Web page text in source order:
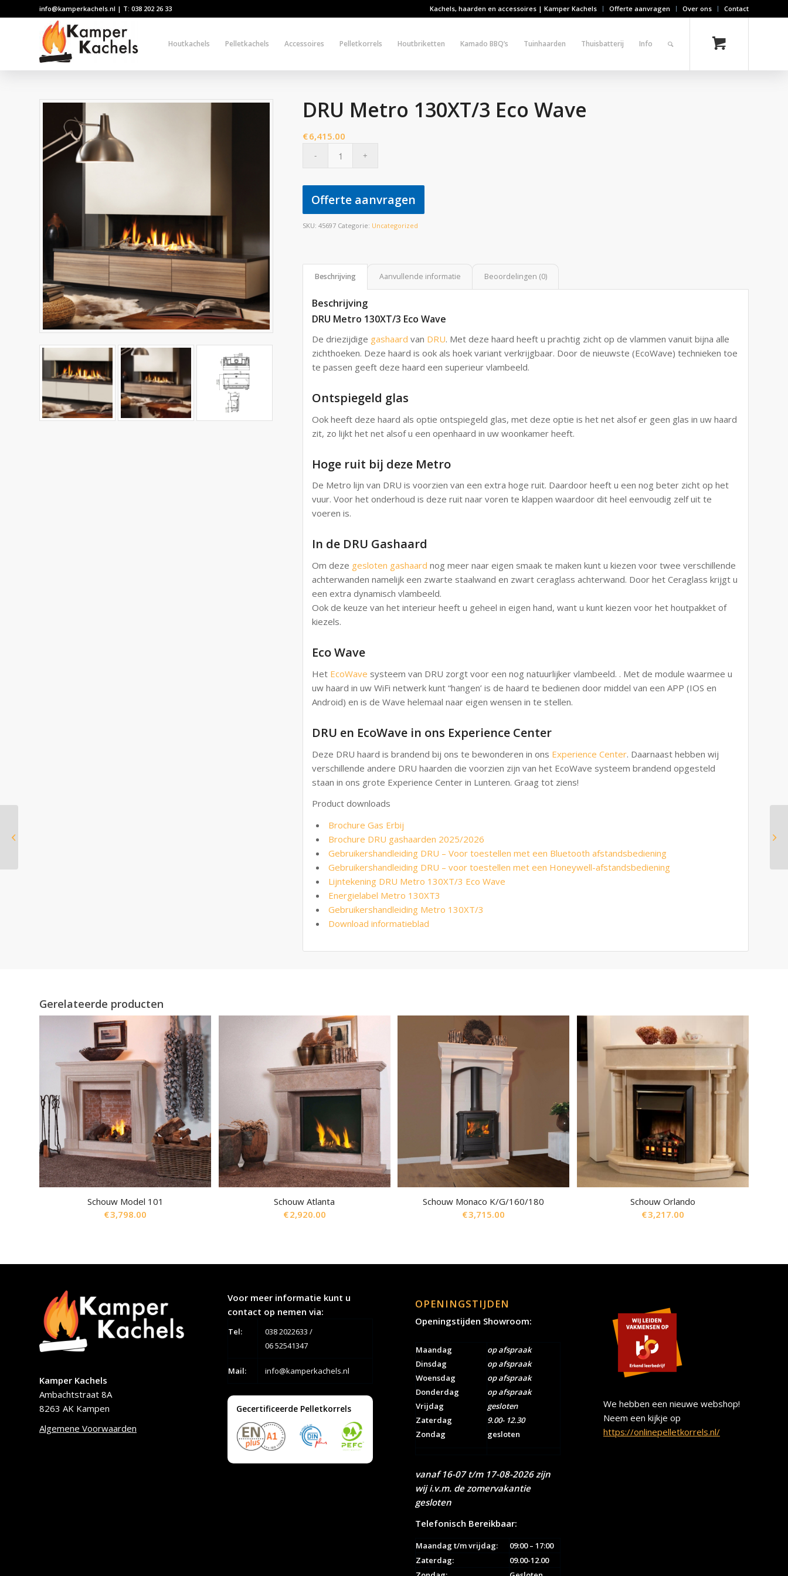
Kachels, haarden en accessoires | Kamper Kachels Offerte aanvragen Over ons Contact
info@kamperkachels.nl | T: 038 202 26 33
Houtkachels Pelletkachels Accessoires Pelletkorrels Houtbriketten Kamado BBQ’s Tuinhaarden Thuisbatterij Info
DRU Metro 130XT/3 Eco Wave
€6,415.00
Offerte aanvragen
SKU:45697 Categorie: Uncategorized
Beschrijving Aanvullende informatie Beoordelingen (0)
Beschrijving
DRU Metro 130XT/3 Eco Wave
De driezijdige gashaard van DRU. Met deze haard heeft u prachtig zicht op de vlammen vanuit bijna alle
zichthoeken. Deze haard is ook als hoek variant verkrijgbaar. Door de nieuwste (EcoWave) technieken toe
te passen geeft deze haard een superieur vlambeeld.
Ontspiegeld glas
Ook heeft deze haard als optie ontspiegeld glas, met deze optie is het net alsof er geen glas in uw haard
zit, zo lijkt het net alsof u een openhaard in uw woonkamer heeft.
Hoge ruit bij deze Metro
De Metro lijn van DRU is voorzien van een extra hoge ruit. Daardoor heeft u een nog beter zicht op het
vuur. Voor het onderhoud is deze ruit naar voren te klappen waardoor dit heel eenvoudig zelf uit te
voeren is.
In de DRU Gashaard
Om deze gesloten gashaard nog meer naar eigen smaak te maken kunt u kiezen voor twee verschillende
achterwanden namelijk een zwarte staalwand en zwart ceraglass achterwand. Door het Ceraglass krijgt u
een extra dynamisch vlambeeld.
Ook de keuze van het interieur heeft u geheel in eigen hand, want u kunt kiezen voor het houtpakket of
kiezels.
Eco Wave
Het EcoWave systeem van DRU zorgt voor een nog natuurlijker vlambeeld. . Met de module waarmee u
uw haard in uw WiFi netwerk kunt “hangen’ is de haard te bedienen door middel van een APP (IOS en
Android) en is de Wave helemaal naar eigen wensen in te stellen.
DRU en EcoWave in ons Experience Center
Deze DRU haard is brandend bij ons te bewonderen in ons Experience Center. Daarnaast hebben wij
verschillende andere DRU haarden die voorzien zijn van het EcoWave systeem brandend opgesteld
staan in ons grote Experience Center in Lunteren. Graag tot ziens!
Product downloads
Brochure Gas Erbij
Brochure DRU gashaarden 2025/2026
Gebruikershandleiding DRU – Voor toestellen met een Bluetooth afstandsbediening
Gebruikershandleiding DRU – voor toestellen met een Honeywell-afstandsbediening
Lijntekening DRU Metro 130XT/3 Eco Wave
Energielabel Metro 130XT3
Gebruikershandleiding Metro 130XT/3
Download informatieblad
Gerelateerde producten
Schouw Model 101
€3,798.00
Schouw Atlanta
€2,920.00
Schouw Monaco K/G/160/180
€3,715.00
Schouw Orlando
€3,217.00
Kamper Kachels
Ambachtstraat 8A
8263 AK Kampen
Algemene Voorwaarden
Voor meer informatie kunt u
contact op nemen via:
Tel: 038 2022633 /
06 52541347
Mail: info@kamperkachels.nl
Gecertificeerde Pelletkorrels
OPENINGSTIJDEN
Openingstijden Showroom:
Maandag
Dinsdag
Woensdag
Donderdag
Vrijdag
Zaterdag
Zondag
op afspraak
op afspraak
op afspraak
op afspraak
gesloten
9.00- 12.30
gesloten
vanaf 16-07 t/m 17-08-2026 zijn
wij i.v.m. de zomervakantie
gesloten
Telefonisch Bereikbaar:
Maandag t/m vrijdag:
09:00 – 17:00
Zaterdag:
09.00-12.00
We hebben een nieuwe webshop!
Neem een kijkje op
https://onlinepelletkorrels.nl/